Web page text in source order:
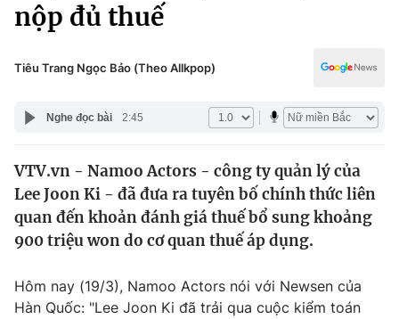
Xã hội
Pháp luật
Y tế
Thế giới
Tin tức
Thế giới đó đây
Câu chuyện quốc tế
Kinh tế
Thị trường
Dữ liệu và đời sống
Văn hóa - Giải trí
Công nghệ
nộp đủ thuế
Tiêu Trang Ngọc Bảo (Theo Allkpop)
Nghe đọc bài 2:45
VTV.vn - Namoo Actors - công ty quản lý của
Lee Joon Ki - đã đưa ra tuyên bố chính thức liên
quan đến khoản đánh giá thuế bổ sung khoảng
900 triệu won do cơ quan thuế áp dụng.
Hôm nay (19/3), Namoo Actors nói với Newsen của
Hàn Quốc: "Lee Joon Ki đã trải qua cuộc kiểm toán